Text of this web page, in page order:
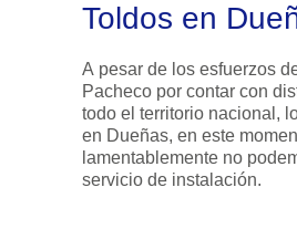
Toldos en
A pesar de los esfuerzos
Pacheco por contar con distribuidores en
todo el territorio nacional, lo cierto es que
en Dueñas, en este
lamentablemente no
servicio de instalación.